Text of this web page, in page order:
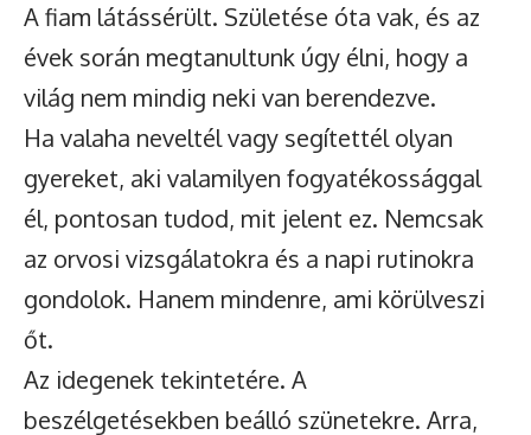
A fiam látássérült. Születése óta vak, és az
évek során megtanultunk úgy élni, hogy a
világ nem mindig neki van berendezve.
Ha valaha neveltél vagy segítettél olyan
gyereket, aki valamilyen fogyatékossággal
él, pontosan tudod, mit jelent ez. Nemcsak
az orvosi vizsgálatokra és a napi rutinokra
gondolok. Hanem mindenre, ami körülveszi
őt.
Az idegenek tekintetére. A
beszélgetésekben beálló szünetekre. Arra,